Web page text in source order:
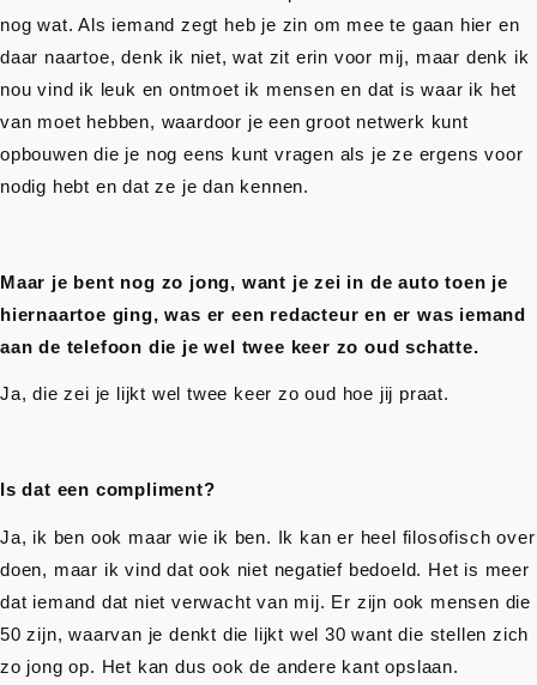
nog wat. Als iemand zegt heb je zin om mee te gaan hier en
daar naartoe, denk ik niet, wat zit erin voor mij, maar denk ik
nou vind ik leuk en ontmoet ik mensen en dat is waar ik het
van moet hebben, waardoor je een groot netwerk kunt
opbouwen die je nog eens kunt vragen als je ze ergens voor
nodig hebt en dat ze je dan kennen.
Maar je bent nog zo jong, want je zei in de auto toen je
hiernaartoe ging, was er een redacteur en er was iemand
aan de telefoon die je wel twee keer zo oud schatte.
Ja, die zei je lijkt wel twee keer zo oud hoe jij praat.
Is dat een compliment?
Ja, ik ben ook maar wie ik ben. Ik kan er heel filosofisch over
doen, maar ik vind dat ook niet negatief bedoeld. Het is meer
dat iemand dat niet verwacht van mij. Er zijn ook mensen die
50 zijn, waarvan je denkt die lijkt wel 30 want die stellen zich
zo jong op. Het kan dus ook de andere kant opslaan.